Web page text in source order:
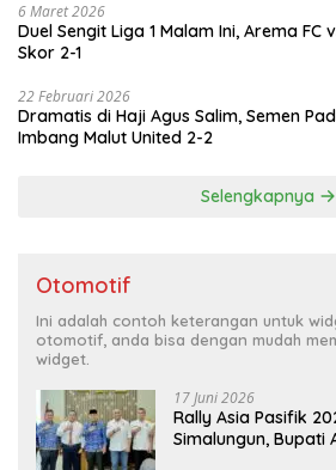
6 Maret 2026
Duel Sengit Liga 1 Malam Ini, Arema FC
Skor 2-1
22 Februari 2026
Dramatis di Haji Agus Salim, Semen
Imbang Malut United 2-2
Selengkapnya
Otomotif
Ini adalah contoh keterangan untuk
otomotif, anda bisa dengan mudah
widget.
17 Juni 2026
Rally Asia Pasifik
Simalungun, Bupati